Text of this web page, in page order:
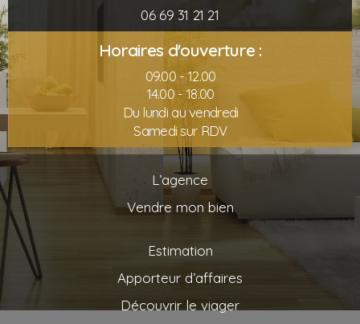
06 69 31 21 21
Horaires d'ouverture :
09.00 - 12.00
14.00 - 18.00
Du lundi au vendredi
Samedi sur RDV
L’agence
Vendre mon bien
Estimation
Apporteur d’affaires
Découvrir le viager